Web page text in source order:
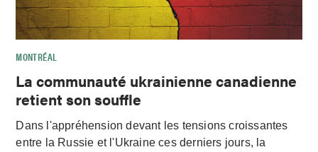
MONTRÉAL
La communauté ukrainienne canadienne
retient son souffle
Dans l'appréhension devant les tensions croissantes
entre la Russie et l'Ukraine ces derniers jours, la